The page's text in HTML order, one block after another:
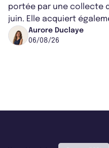
portée par une collecte
juin. Elle acquiert
Worcester, place une
Aurore Duclaye
06/08/26